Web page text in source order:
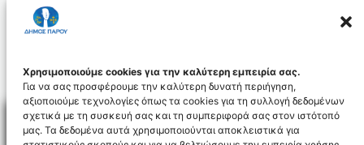
Χρησιμοποιούμε cookies για την καλύτερη εμπειρία σας.
Για να σας προσφέρουμε την καλύτερη δυνατή περιήγηση,
αξιοποιούμε τεχνολογίες όπως τα cookies για τη συλλογή δεδομένων
σχετικά με τη συσκευή σας και τη συμπεριφορά σας στον ιστότοπό
μας. Τα δεδομένα αυτά χρησιμοποιούνται αποκλειστικά για
diakirixicar_id2275